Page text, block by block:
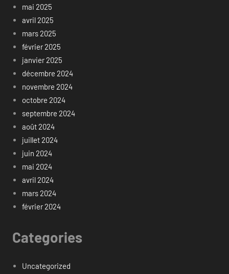
mai 2025
avril 2025
mars 2025
février 2025
janvier 2025
décembre 2024
novembre 2024
octobre 2024
septembre 2024
août 2024
juillet 2024
juin 2024
mai 2024
avril 2024
mars 2024
février 2024
Categories
Uncategorized